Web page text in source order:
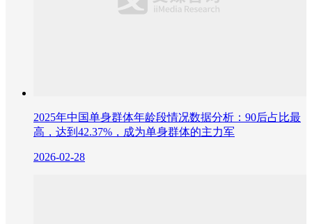
2025年中国单身群体年龄段情况数据分析：90后占比最
高，达到42.37%，成为单身群体的主力军
2026-02-28